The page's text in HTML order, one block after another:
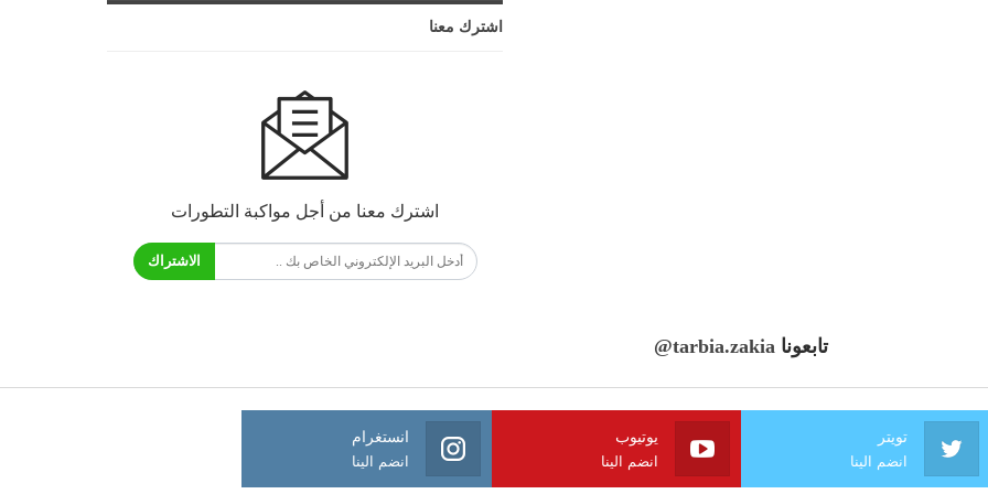
اشترك معنا
اشترك معنا من أجل مواكبة التطورات
الاشتراك
تابعونا @tarbia.zakia
تويتر
انضم الينا
يوتيوب
انضم الينا
انستغرام
انضم الينا